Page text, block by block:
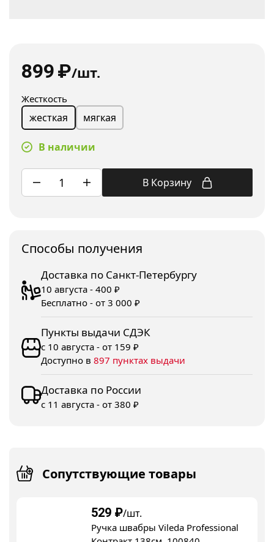
899₽/шт.
Жесткость
жесткая мягкая
В наличии
В Корзину
Споcобы получения
Доставка по Санкт-Петербургу
10 августа - 400 ₽
Бесплатно - от 3 000 ₽
Пункты выдачи СДЭК
с 10 августа - от 159 ₽
Доступно в 897 пунктах выдачи
Доставка по России
с 11 августа - от 380 ₽
Сопутствующие товары
529 ₽/шт.
Ручка швабры Vileda Professional